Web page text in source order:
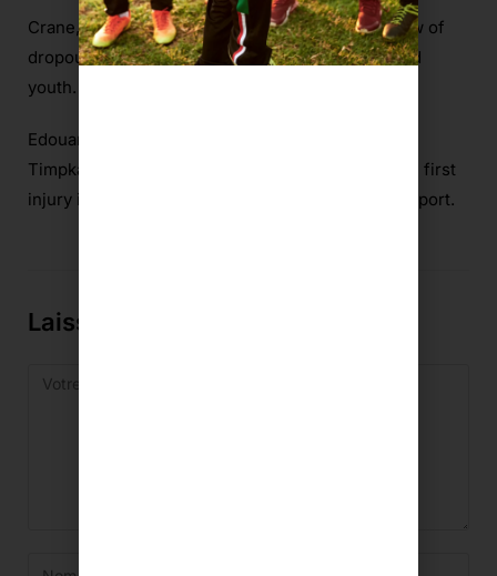
Crane, J., & Temple, V. (2015). A systematic review of
dropout from organized sport among children and
youth.
Edouard, P., Navarro, L., Branco, P., Gremeaux, V.,
Timpka, T., & Junge, A. (2024). Understanding the first
injury in athletics and its effect on dropout from sport.
Laisser un commentaire